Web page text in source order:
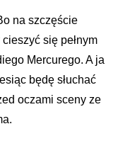
na szczęście
się pełnym
Mercurego. A ja
będę słuchać
oczami sceny ze